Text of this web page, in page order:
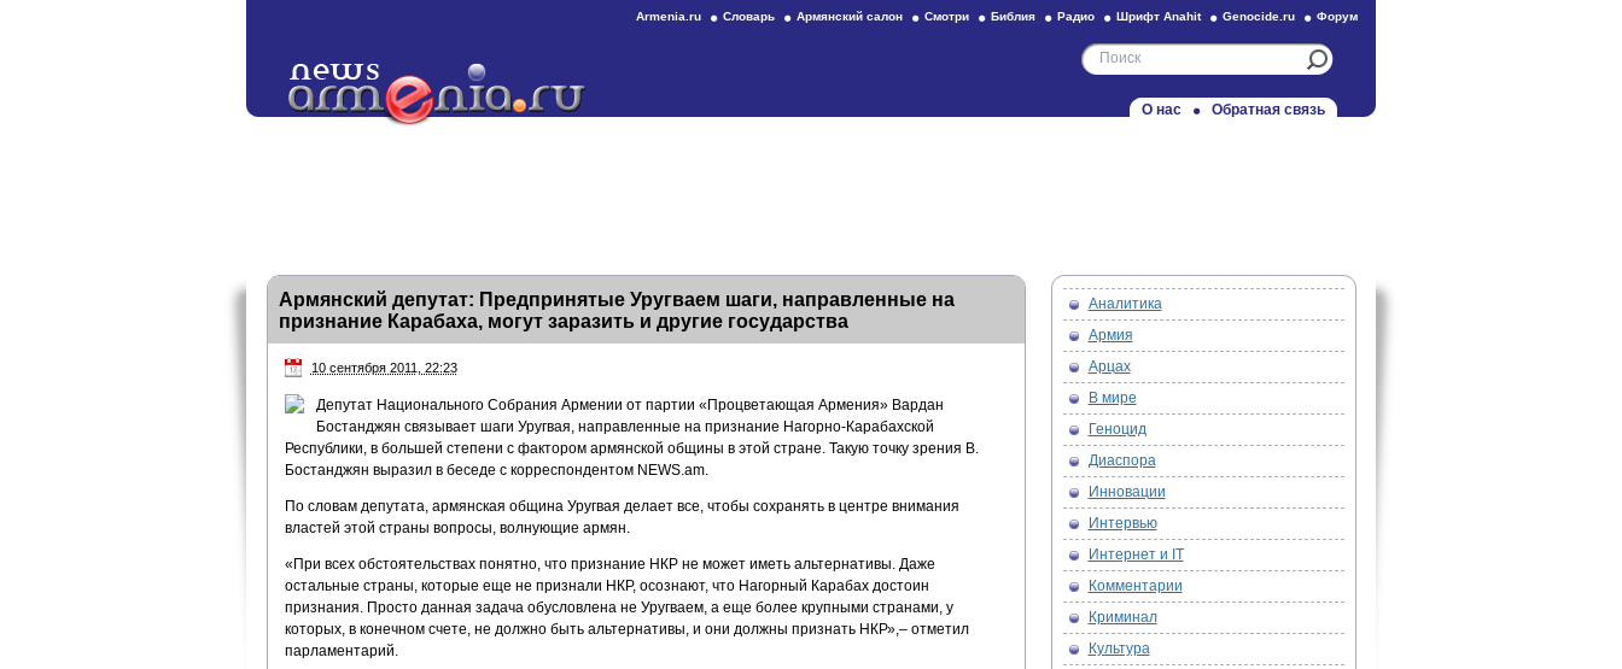
Armenia.ru Словарь Армянский салон Смотри Библия Радио Шрифт Anahit Genocide.ru Форум
О нас Обратная связь
Армянский депутат: Предпринятые Уругваем шаги, направленные на
признание Карабаха, могут заразить и другие государства
10 сентября 2011, 22:23
Депутат Национального Собрания Армении от партии «Процветающая Армения» Вардан
Бостанджян связывает шаги Уругвая, направленные на признание Нагорно-Карабахской
Республики, в большей степени с фактором армянской общины в этой стране. Такую точку зрения В.
Бостанджян выразил в беседе с корреспондентом NEWS.am.
По словам депутата, армянская община Уругвая делает все, чтобы сохранять в центре внимания
властей этой страны вопросы, волнующие армян.
«При всех обстоятельствах понятно, что признание НКР не может иметь альтернативы. Даже
остальные страны, которые еще не признали НКР, осознают, что Нагорный Карабах достоин
признания. Просто данная задача обусловлена не Уругваем, а еще более крупными странами, у
которых, в конечном счете, не должно быть альтернативы, и они должны признать НКР»,– отметил
парламентарий.
Аналитика
Армия
Арцах
В мире
Геноцид
Диаспора
Инновации
Интервью
Интернет и IT
Комментарии
Криминал
Культура